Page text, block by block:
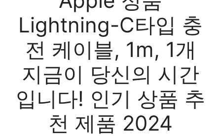
Lightning-C타입 충
전 케이블, 1m, 1개
지금이 당신의 시간
입니다! 인기 상품 추
천 제품 2024